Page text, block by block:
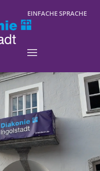
EINFACHE SPRACHE